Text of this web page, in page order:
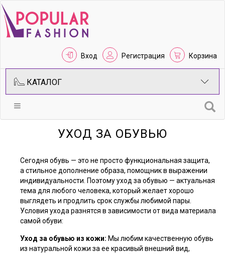
Вход Регистрация Корзина
КАТАЛОГ
УХОД ЗА ОБУВЬЮ
Сегодня обувь — это не просто функциональная защита,
а стильное дополнение образа, помощник в выражении
индивидуальности. Поэтому уход за обувью — актуальная
тема для любого человека, который желает хорошо
выглядеть и продлить срок службы любимой пары.
Условия ухода разнятся в зависимости от вида материала
самой обуви:
Уход за обувью из кожи: Мы любим качественную обувь
из натуральной кожи за ее красивый внешний вид,